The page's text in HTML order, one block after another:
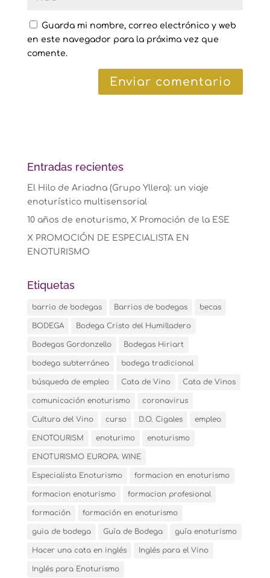
Guarda mi nombre, correo electrónico y web
en este navegador para la próxima vez que
comente.
Entradas recientes
El Hilo de Ariadna (Grupo Yllera): un viaje
enoturístico multisensorial
10 años de enoturismo, X Promoción de la ESE
X PROMOCIÓN DE ESPECIALISTA EN
ENOTURISMO
Etiquetas
barrio de bodegas Barrios de bodegas becas
BODEGA Bodega Cristo del Humilladero
Bodegas Gordonzello Bodegas Hiriart
bodega subterránea bodega tradicional
búsqueda de empleo Cata de Vino Cata de Vinos
comunicación enoturismo coronavirus
Cultura del Vino curso D.O. Cigales empleo
ENOTOURISM enoturimo enoturismo
ENOTURISMO EUROPA. WINE
Especialista Enoturismo formacion en enoturismo
formacion enoturismo formacion profesional
formación formación en enoturismo
guia de bodega Guía de Bodega guía enoturismo
Hacer una cata en inglés Inglés para el Vino
Inglés para Enoturismo